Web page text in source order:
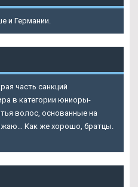
и Германии.
часть санкций
в категории юниоры-
волос, основанные на
Как же хорошо, братцы.